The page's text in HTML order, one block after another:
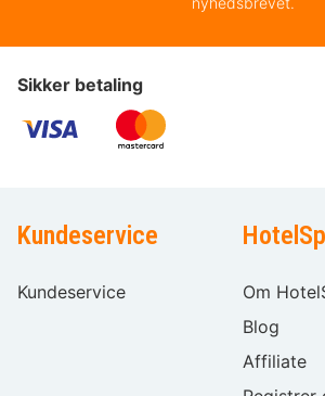
Sikker betaling
Kundeservice
Kundeservice
Om
Blog
Affiliate